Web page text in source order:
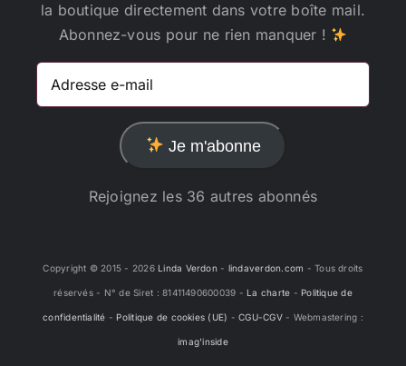
la boutique directement dans votre boîte mail.
Abonnez-vous pour ne rien manquer !
Je m'abonne
Rejoignez les 36 autres abonnés
Copyright © 2015 - 2026 Linda Verdon- lindaverdon.com - Tous droits
réservés - N° de Siret : 81411490600039 - La charte - Politique de
confidentialité - Politique de cookies (UE) -CGU-CGV- Webmastering :
imag'inside